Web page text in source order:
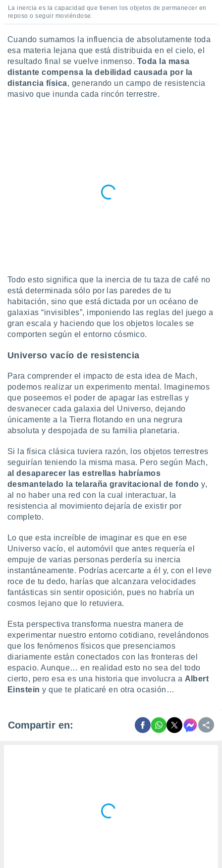
La inercia es la capacidad que tienen los objetos de permanecer en
reposo o seguir moviéndose.
Cuando sumamos la influencia de absolutamente toda
esa materia lejana que está distribuida en el cielo, el
resultado final se vuelve inmenso. Toda la masa
distante compensa la debilidad causada por la
distancia física, generando un campo de resistencia
masivo que inunda cada rincón terrestre.
Todo esto significa que la inercia de tu taza de café no
está determinada sólo por las paredes de tu
habitación, sino que está dictada por un océano de
galaxias “invisibles”, imponiendo las reglas del juego a
gran escala y haciendo que los objetos locales se
comporten según el entorno cósmico.
Universo vacío de resistencia
Para comprender el impacto de esta idea de Mach,
podemos realizar un experimento mental. Imaginemos
que poseemos el poder de apagar las estrellas y
desvanecer cada galaxia del Universo, dejando
únicamente a la Tierra flotando en una negrura
absoluta y despojada de su familia planetaria.
Si la física clásica tuviera razón, los objetos terrestres
seguirían teniendo la misma masa. Pero según Mach,
al desaparecer las estrellas habríamos
desmantelado la telaraña gravitacional de fondo y,
al no haber una red con la cual interactuar, la
resistencia al movimiento dejaría de existir por
completo.
Lo que esta increíble de imaginar es que en ese
Universo vacío, el automóvil que antes requería el
empuje de varias personas perdería su inercia
instantáneamente. Podrías acercarte a él y, con el leve
roce de tu dedo, harías que alcanzara velocidades
fantásticas sin sentir oposición, pues no habría un
cosmos lejano que lo retuviera.
Esta perspectiva transforma nuestra manera de
experimentar nuestro entorno cotidiano, revelándonos
que los fenómenos físicos que presenciamos
diariamente están conectados con las fronteras del
espacio. Aunque… en realidad esto no sea del todo
cierto, pero esa es una historia que involucra a Albert
Einstein y que te platicaré en otra ocasión…
Compartir en: